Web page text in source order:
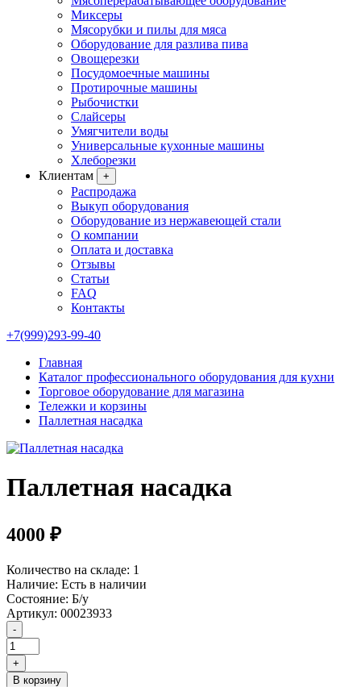
Миксеры
Мясорубки и пилы для мяса
Оборудование для разлива пива
Овощерезки
Посудомоечные машины
Протирочные машины
Рыбочистки
Слайсеры
Умягчители воды
Универсальные кухонные машины
Хлеборезки
Клиентам
+
Распродажа
Выкуп оборудования
Оборудование из нержавеющей стали
О компании
Оплата и доставка
Отзывы
Статьи
FAQ
Контакты
+7(999)293-99-40
Главная
Каталог профессионального оборудования для кухни
Торговое оборудование для магазина
Тележки и корзины
Паллетная насадка
Паллетная насадка
4000 ₽
Количество на складе: 1
Наличие: Есть в наличии
Состояние: Б/у
Артикул: 00023933
В корзину